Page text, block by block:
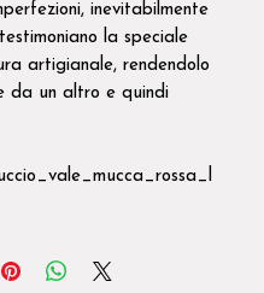
inevitabilmente
la speciale
artigianale, rendendolo
da un altro e quindi